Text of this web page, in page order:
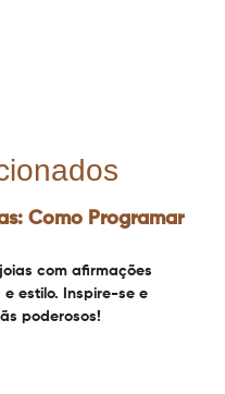
Como Programar
com afirmações
estilo. Inspire-se e
poderosos!